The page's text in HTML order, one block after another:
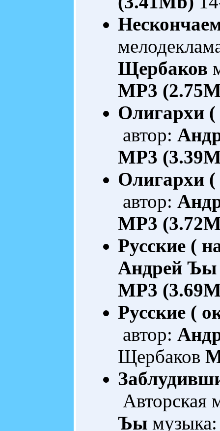
Щербаков
MP3
Олигархи (
автор:
MP3
Олигархи (
автор:
MP3
Русские (
Андрей Ъы
MP3
Русские (
автор:
Щербаков
Авторская
Ъы